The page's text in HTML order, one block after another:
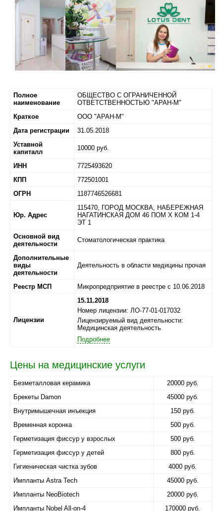
Полное
наименование
ОБЩЕСТВО С ОГРАНИЧЕННОЙ
ОТВЕТСТВЕННОСТЬЮ "АРАН-М"
Краткое
ООО "АРАН-М"
Дата регистрации
31.05.2018
Уставной
капиталл
10000 руб.
ИНН
7725493620
КПП
772501001
ОГРН
1187746526681
Юр. Адрес
115470, ГОРОД МОСКВА, НАБЕРЕЖНАЯ
НАГАТИНСКАЯ ДОМ 46 ПОМ X КОМ 1-4
ЭТ 1
Основной вид
деятельности
Стоматологическая практика
Дополнительные
виды
деятельности
Деятельность в области медицины прочая
Реестр МСП Микропредприятие в реестре с 10.06.2018
Лицензии
15.11.2018
Номер лицензии: ЛО-77-01-017032
Лицензируемый вид деятельности:
Медицинская деятельность
Подробнее
Цены на медицинские услуги
Безметалловая керамика
20000 руб.
Брекеты Damon
45000 руб.
Внутримышечная инъекция
150 руб.
Временная коронка
500 руб.
Герметизация фиссур у взрослых
500 руб.
Герметизация фиссур у детей
800 руб.
Гигиеническая чистка зубов
4000 руб.
Импланты Astra Tech
45000 руб.
Импланты NeoBiotech
20000 руб.
Импланты Nobel All-on-4
170000 руб.